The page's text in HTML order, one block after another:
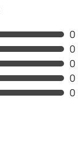
0
0
0
0
0